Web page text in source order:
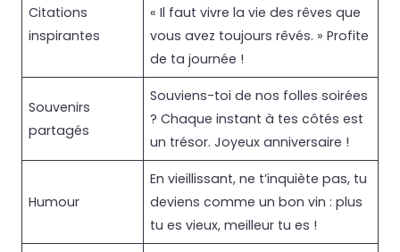
Citations
inspirantes
« Il faut vivre la vie des rêves que
vous avez toujours rêvés. » Profite
de ta journée !
Souvenirs
partagés
Souviens-toi de nos folles soirées
? Chaque instant à tes côtés est
un trésor. Joyeux anniversaire !
Humour
En vieillissant, ne t’inquiète pas, tu
deviens comme un bon vin : plus
tu es vieux, meilleur tu es !